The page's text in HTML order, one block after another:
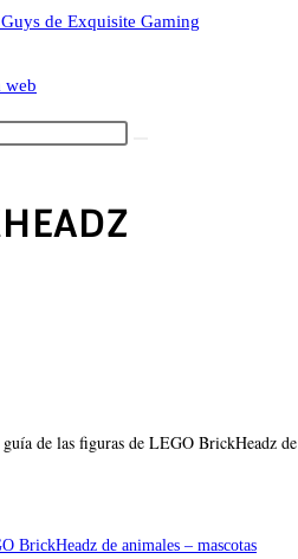
de Exquisite Gaming
web
guía de las figuras de LEGO BrickHeadz